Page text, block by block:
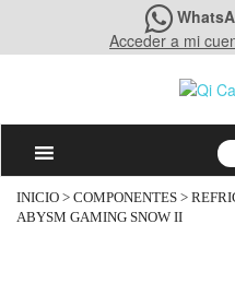
Acceder a mi
INICIO > COMPONENTES >
ABYSM GAMING SNOW II